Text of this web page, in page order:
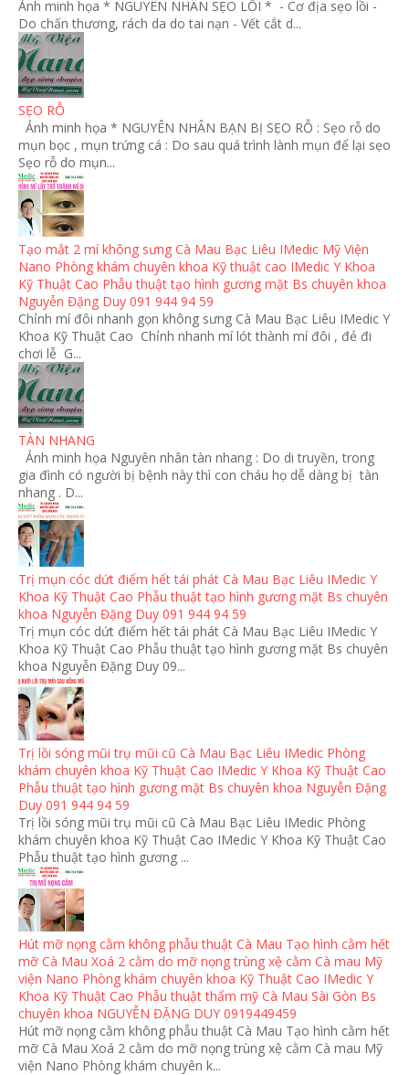
Ảnh minh họa * NGUYÊN NHÂN SẸO LỒI * - Cơ địa sẹo lồi -
Do chấn thương, rách da do tai nạn - Vết cắt d...
SẸO RỖ
Ảnh minh họa * NGUYÊN NHÂN BẠN BỊ SẸO RỖ : Sẹo rỗ do
mụn bọc , mụn trứng cá : Do sau quá trình lành mụn để lại sẹo
Sẹo rỗ do mụn...
Tạo mắt 2 mí không sưng Cà Mau Bạc Liêu IMedic Mỹ Viện
Nano Phòng khám chuyên khoa Kỹ thuật cao IMedic Y Khoa
Kỹ Thuật Cao Phẫu thuật tạo hình gương mặt Bs chuyên khoa
Nguyễn Đặng Duy 091 944 94 59
Chỉnh mí đôi nhanh gọn không sưng Cà Mau Bạc Liêu IMedic Y
Khoa Kỹ Thuật Cao Chỉnh nhanh mí lót thành mí đôi , đẻ đi
chơi lễ G...
TÀN NHANG
Ảnh minh họa Nguyên nhân tàn nhang : Do di truyền, trong
gia đình có người bị bệnh này thì con cháu họ dễ dàng bị tàn
nhang . D...
Trị mụn cóc dứt điểm hết tái phát Cà Mau Bạc Liêu IMedic Y
Khoa Kỹ Thuật Cao Phẫu thuật tạo hình gương mặt Bs chuyên
khoa Nguyễn Đặng Duy 091 944 94 59
Trị mụn cóc dứt điểm hết tái phát Cà Mau Bạc Liêu IMedic Y
Khoa Kỹ Thuật Cao Phẫu thuật tạo hình gương mặt Bs chuyên
khoa Nguyễn Đặng Duy 09...
Trị lồi sóng mũi trụ mũi cũ Cà Mau Bạc Liêu IMedic Phòng
khám chuyên khoa Kỹ Thuật Cao IMedic Y Khoa Kỹ Thuật Cao
Phẫu thuật tạo hình gương mặt Bs chuyên khoa Nguyễn Đặng
Duy 091 944 94 59
Trị lồi sóng mũi trụ mũi cũ Cà Mau Bạc Liêu IMedic Phòng
khám chuyên khoa Kỹ Thuật Cao IMedic Y Khoa Kỹ Thuật Cao
Phẫu thuật tạo hình gương ...
Hút mỡ nọng cằm không phẫu thuật Cà Mau Tạo hình cằm hết
mỡ Cà Mau Xoá 2 cằm do mỡ nọng trùng xệ cằm Cà mau Mỹ
viện Nano Phòng khám chuyên khoa Kỹ Thuật Cao IMedic Y
Khoa Kỹ Thuật Cao Phẫu thuật thẩm mỹ Cà Mau Sài Gòn Bs
chuyên khoa NGUYỄN ĐẶNG DUY 0919449459
Hút mỡ nọng cằm không phẫu thuật Cà Mau Tạo hình cằm hết
mỡ Cà Mau Xoá 2 cằm do mỡ nọng trùng xệ cằm Cà mau Mỹ
viện Nano Phòng khám chuyên k...